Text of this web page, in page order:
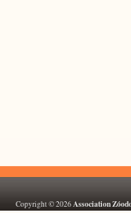
Copyright © 2026Association